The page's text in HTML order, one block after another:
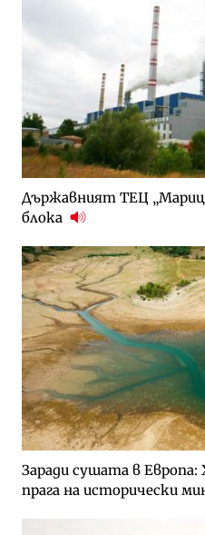
Държавният ТЕЦ
блока
Заради сушата в
прага на исторически